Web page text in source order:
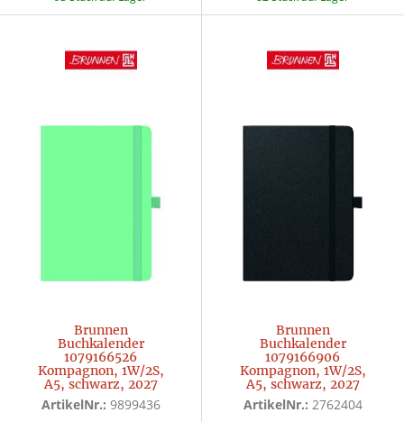
Brunnen
Buchkalender
1079166526
Kompagnon, 1W/2S,
A5, schwarz, 2027
ArtikelNr.: 9899436
Brunnen
Buchkalender
1079166906
Kompagnon, 1W/2S,
A5, schwarz, 2027
ArtikelNr.: 2762404